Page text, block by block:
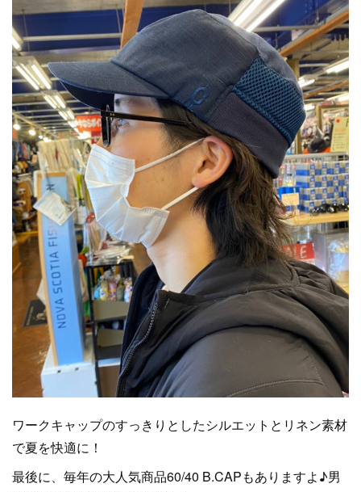
ワークキャップのすっきりとしたシルエットとリネン素材
で夏を快適に！
最後に、毎年の大人気商品60/40 B.CAPもありますよ♪男